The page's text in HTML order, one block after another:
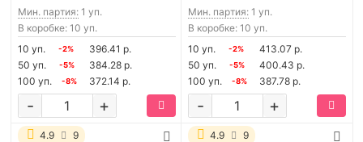
Мин. партия: 1 уп.
В коробке: 10 уп.
10 уп.
-2%
396.41 р.
50 уп.
-5%
384.28 р.
100 уп.
-8% 372.14 р.
+
-
Мин. партия: 1 уп.
В коробке: 10 уп.
10 уп.
-2%
413.07 р.
50 уп.
-5%
400.43 р.
100 уп.
-8% 387.78 р.
+
-
4.9 9 4.9 9